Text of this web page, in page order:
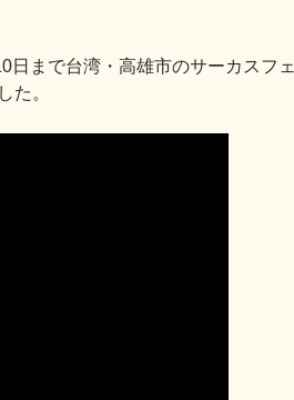
日まで台湾・高雄市のサーカスフェ
た。